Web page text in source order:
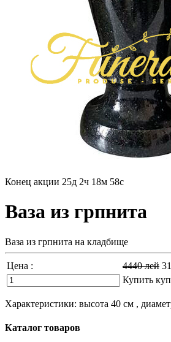
Конец акции 25д 2ч 18м 56с
Ваза из грпнита
Ваза из грпнита на кладбище
Цена : 4440лей
Купить
Характеристики: высота 40 см ,
Каталог товаров